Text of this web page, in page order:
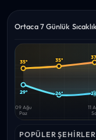
—
Düşük
35°
29°
35°
26°
09 Ağu
Paz
11
POPÜLER ŞEHIRLER